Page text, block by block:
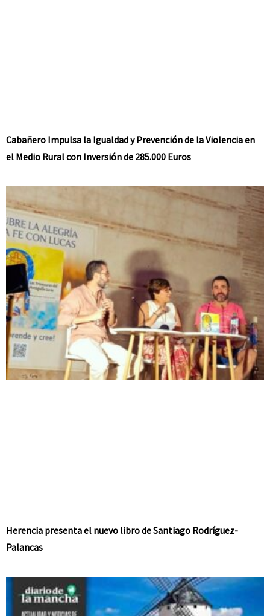
Cabañero Impulsa la Igualdad y Prevención de la Violencia en
el Medio Rural con Inversión de 285.000 Euros
Herencia presenta el nuevo libro de Santiago Rodríguez-
Palancas